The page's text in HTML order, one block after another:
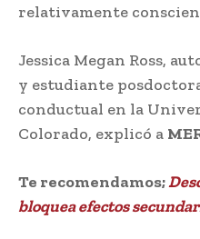
relativamente
Jessica Megan Ross,
y estudiante
conductual en la
Colorado, explicó a
Te recomendamos;
bloquea efectos